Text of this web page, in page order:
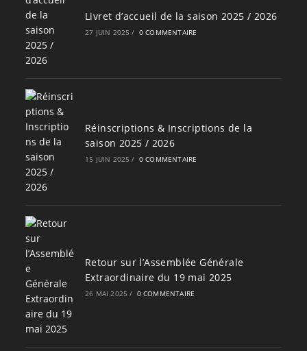
Livret d’accueil de la saison 2025 / 2026
27 JUIN 2025 / 0 COMMENTAIRE
Réinscriptions & Inscriptions de la
saison 2025 / 2026
15 JUIN 2025 / 0 COMMENTAIRE
Retour sur l’Assemblée Générale
Extraordinaire du 19 mai 2025
26 MAI 2025 / 0 COMMENTAIRE